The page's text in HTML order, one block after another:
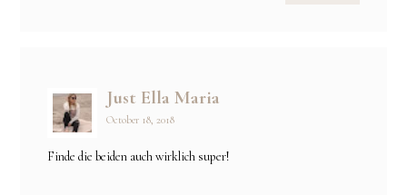
Just Ella Maria
October 18, 2018
Finde die beiden auch wirklich super!